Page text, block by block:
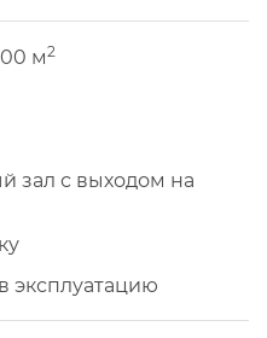
м2
зал с выходом на
эксплуатацию